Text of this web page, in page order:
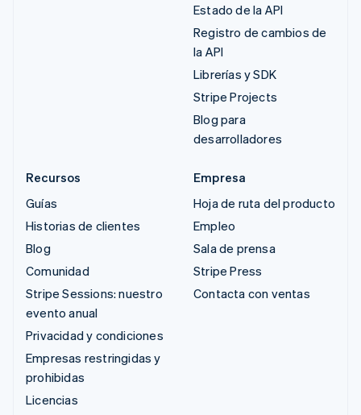
Estado de la API
Registro de cambios de
la API
Librerías y SDK
Stripe Projects
Blog para
desarrolladores
Recursos
Guías
Historias de clientes
Blog
Comunidad
Stripe Sessions: nuestro
evento anual
Privacidad y condiciones
Empresas restringidas y
prohibidas
Licencias
Empresa
Hoja de ruta del producto
Empleo
Sala de prensa
Stripe Press
Contacta con ventas